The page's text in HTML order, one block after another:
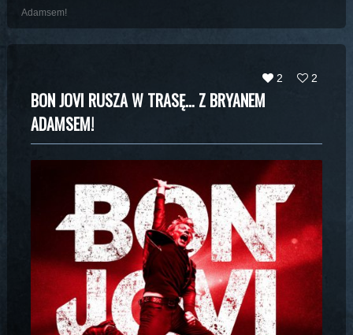
Adamsem!
2 2
BON JOVI RUSZA W TRASĘ… Z BRYANEM
ADAMSEM!